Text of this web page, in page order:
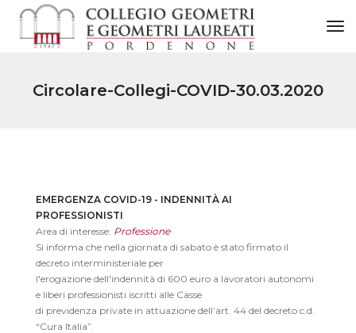
Circolare-Collegi-COVID-30.03.2020
EMERGENZA COVID-19 - INDENNITÀ AI
PROFESSIONISTI
Area di interesse: Professione
Si informa che nella giornata di sabato è stato firmato il
decreto interministeriale per
l'erogazione dell'indennità di 600 euro a lavoratori autonomi
e liberi professionisti iscritti alle Casse
di previdenza private in attuazione dell’art. 44 del decreto c.d.
“Cura Italia”.